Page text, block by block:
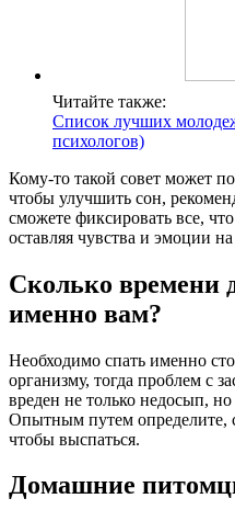
Читайте также:
Список лучших
психологов)
Кому-то такой совет может
чтобы улучшить сон,
сможете фиксировать все,
оставляя чувства и эмоции
Сколько времени
именно вам?
Необходимо спать именно
организму, тогда проблем с
вреден не только недосып,
Опытным путем определите,
чтобы выспаться.
Домашние